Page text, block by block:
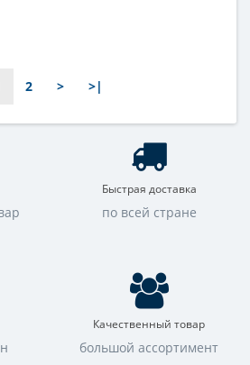
2 > >|
Быстрая доставка
по всей стране
Качественный товар
большой ассортимент